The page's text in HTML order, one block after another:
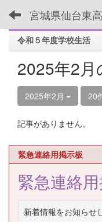
宮城県仙台東
令和５年度学校生活
2025年2月
2025年2月 20
記事がありません。
緊急連絡用掲示板
緊急連絡
新着情報をお知らせ